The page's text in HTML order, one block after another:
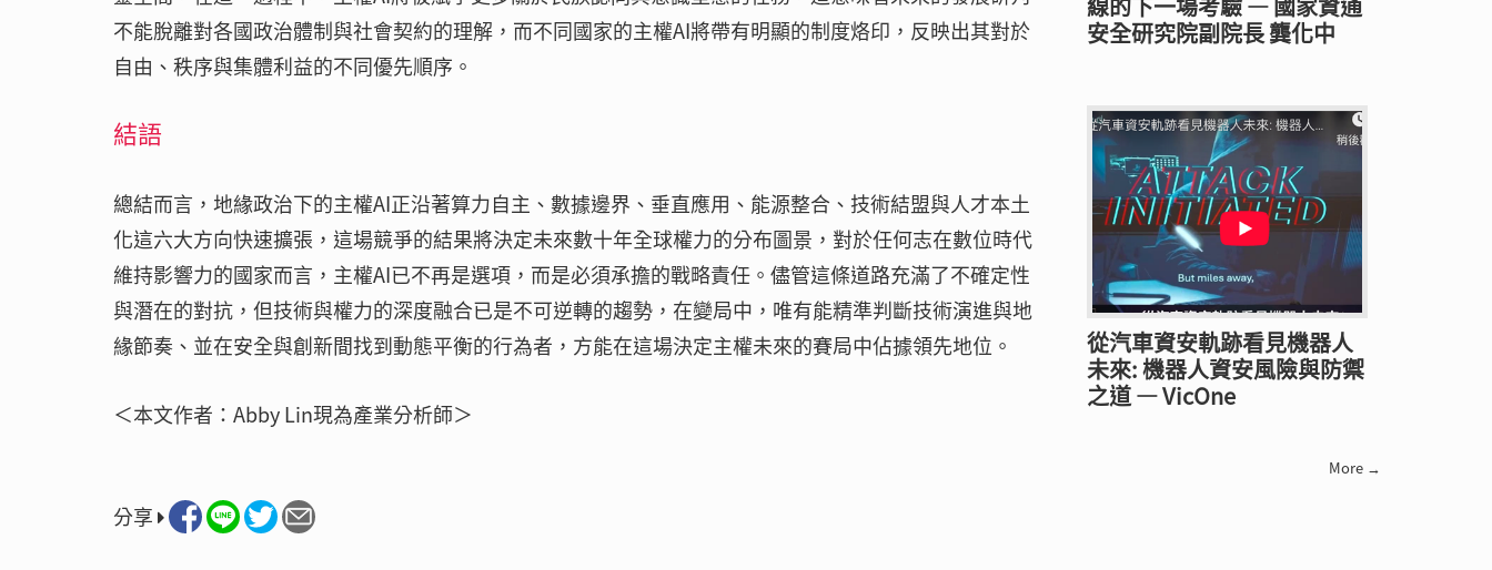
不能脫離對各國政治體制與社會契約的理解，而不同國家的主權AI將帶有明顯的制度烙印，反映出其對於
自由、秩序與集體利益的不同優先順序。
結語
總結而言，地緣政治下的主權AI正沿著算力自主、數據邊界、垂直應用、能源整合、技術結盟與人才本土
化這六大方向快速擴張，這場競爭的結果將決定未來數十年全球權力的分布圖景，對於任何志在數位時代
維持影響力的國家而言，主權AI已不再是選項，而是必須承擔的戰略責任。儘管這條道路充滿了不確定性
與潛在的對抗，但技術與權力的深度融合已是不可逆轉的趨勢，在變局中，唯有能精準判斷技術演進與地
緣節奏、並在安全與創新間找到動態平衡的行為者，方能在這場決定主權未來的賽局中佔據領先地位。
＜本文作者：Abby Lin現為產業分析師＞
分享
安全研究院副院長 龔化中
從汽車資安軌跡看見機器人
未來: 機器人資安風險與防禦
之道 — VicOne
More →